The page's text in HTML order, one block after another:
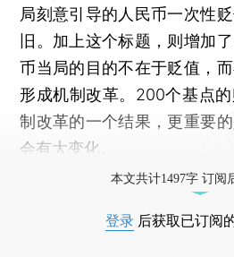
局刻意引导的人民币一次性
旧。加上这个标题，则增加
币当局的目的不在于贬值，
形成机制改革。200个基点
制改革的一个结果，更重要
会有大变化。
本文共计1497字 订阅
登录 后获取已订阅